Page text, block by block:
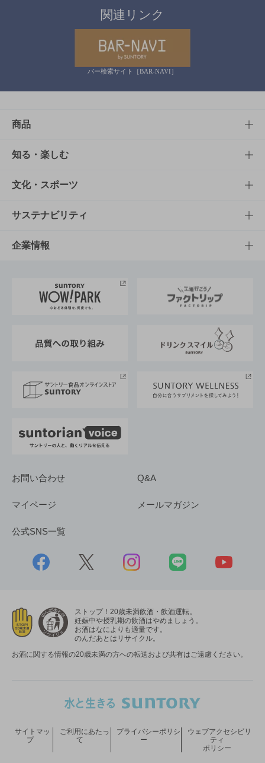
関連リンク
バー検索サイト［BAR-NAVI］
商品
商品TOP
商品一覧
商品発売情報
栄養成分一覧
知る・楽しむ
知る・楽しむTOP
キャンペーン
工場見学
地域情報
文化・スポーツ
文化・スポーツTOP
サントリーホール
サントリーサンバーズ大阪
サステナビリティ
サステナビリティTOP
サントリーが考えるサステナビリティ経営
企業情報
企業概要
採用情報
お問い合わせ Q&A
マイページ メールマガジン
公式SNS一覧
ストップ！20歳未満飲酒・飲酒運転。
妊娠中や授乳期の飲酒はやめましょう。
お酒はなによりも適量です。
のんだあとはリサイクル。
お酒に関する情報の20歳未満の方への転送および共有はご遠慮ください。
サイトマッ
プ
ご利用にあたっ
て
プライバシーポリシ
ー
ウェブアクセシビリ
ティ
ポリシー